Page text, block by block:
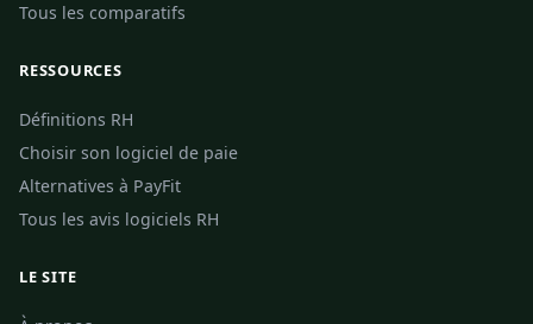
Tous les comparatifs
RESSOURCES
Définitions RH
Choisir son logiciel de paie
Alternatives à PayFit
Tous les avis logiciels RH
LE SITE